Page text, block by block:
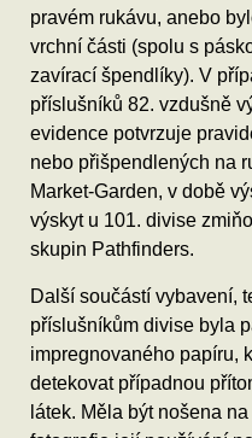
pravém rukávu, anebo
vrchní části (spolu s
zavírací špendlíky). V
příslušníků 82. vzdušně
evidence potvrzuje
nebo přišpendlených na
Market-Garden, v době
výskyt u 101. divise
skupin Pathfinders.
Další součástí vybavení,
příslušníkům divise byla
impregnovaného papíru,
detekovat případnou
látek. Měla být nošena